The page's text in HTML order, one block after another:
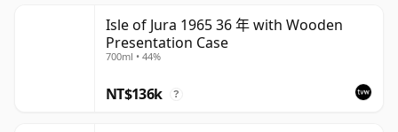
Isle of Jura 1965 36 年 with Wooden
Presentation Case
700ml • 44%
NT$136k ?